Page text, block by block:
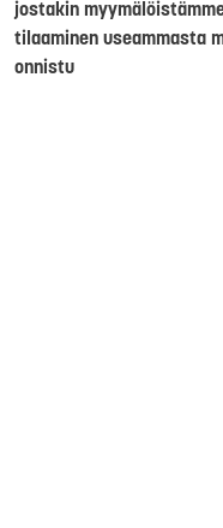
jostakin
tilaaminen useammasta
onnistu